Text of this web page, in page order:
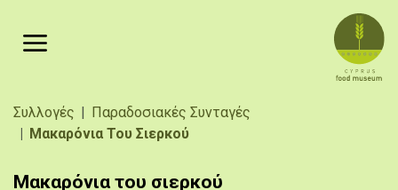
Breadcrumb
Συλλογές
Παραδοσιακές Συνταγές
Μακαρόνια Του Σιερκού
Μακαρόνια του σιερκού